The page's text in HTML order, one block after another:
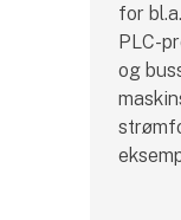
for
PLC-
og